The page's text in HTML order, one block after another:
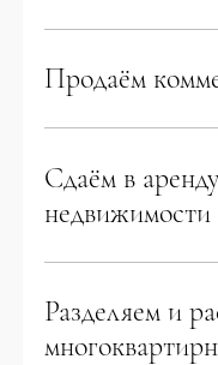
Продаём
Сдаём в
недвижимости
Разделяем и